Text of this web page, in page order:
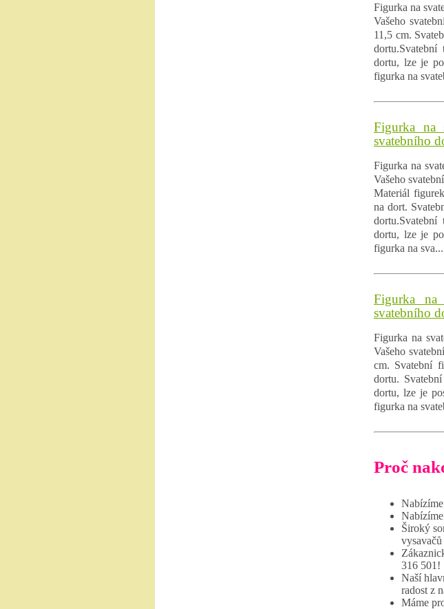
Figurka na
Vašeho
11,5 cm.
dortu, lze je
figurka na
Figurka na
svatebního
Figurka na
Vašeho
Materiál
na dort.
dortu, lze je
figurka na sva...
Figurka na
svatebního
Figurka na
Vašeho
cm. Svatební
dortu.
dortu, lze je
figurka na
Proč
Široký
316 501!
Naší
radost z
Máme